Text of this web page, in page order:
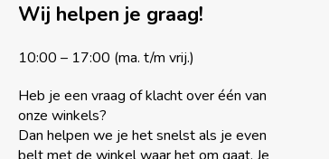
Wij helpen je graag!
10:00 – 17:00 (ma. t/m vrij.)
Heb je een vraag of klacht over één van
onze winkels?
Dan helpen we je het snelst als je even